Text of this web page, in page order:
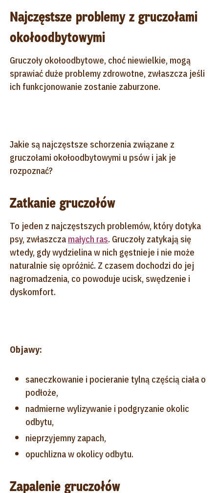
Najczęstsze problemy z gruczołami
okołoodbytowymi
Gruczoły okołoodbytowe, choć niewielkie, mogą
sprawiać duże problemy zdrowotne, zwłaszcza jeśli
ich funkcjonowanie zostanie zaburzone.
Jakie są najczęstsze schorzenia związane z
gruczołami okołoodbytowymi u psów i jak je
rozpoznać?
Zatkanie gruczołów
To jeden z najczęstszych problemów, który dotyka
psy, zwłaszcza małych ras. Gruczoły zatykają się
wtedy, gdy wydzielina w nich gęstnieje i nie może
naturalnie się opróżnić. Z czasem dochodzi do jej
nagromadzenia, co powoduje ucisk, swędzenie i
dyskomfort.
Objawy:
saneczkowanie i pocieranie tylną częścią ciała o
podłoże,
nadmierne wylizywanie i podgryzanie okolic
odbytu,
nieprzyjemny zapach,
opuchlizna w okolicy odbytu.
Zapalenie gruczołów